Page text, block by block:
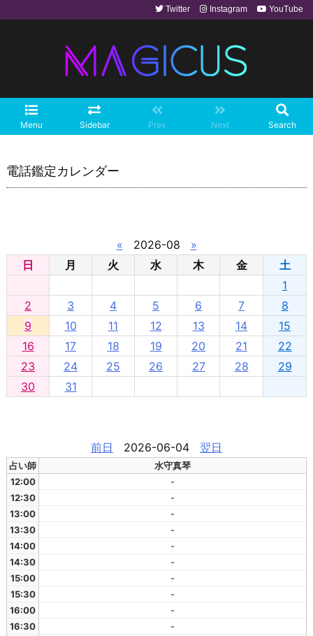
Menu Sidebar Prev Next Search
Twitter Instagram YouTube
電話鑑定カレンダー
« 2026-08
»
日
月 火 水 木 金
土
1
2
3 4 5 6 7
8
9
10 11 12 13 14
15
16
17 18 19 20 21
22
23
24 25 26 27 28
29
30
31
前日 2026-06-04 翌日
占い師
水守真琴
12:00
-
12:30
-
13:00
-
13:30
-
14:00
-
14:30
-
15:00
-
15:30
-
16:00
-
16:30
-